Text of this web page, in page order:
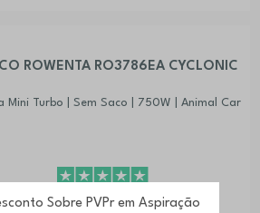
ROWENTA RO3786EA CYCLONIC
Mini Turbo | Sem Saco | 750W | Animal Car